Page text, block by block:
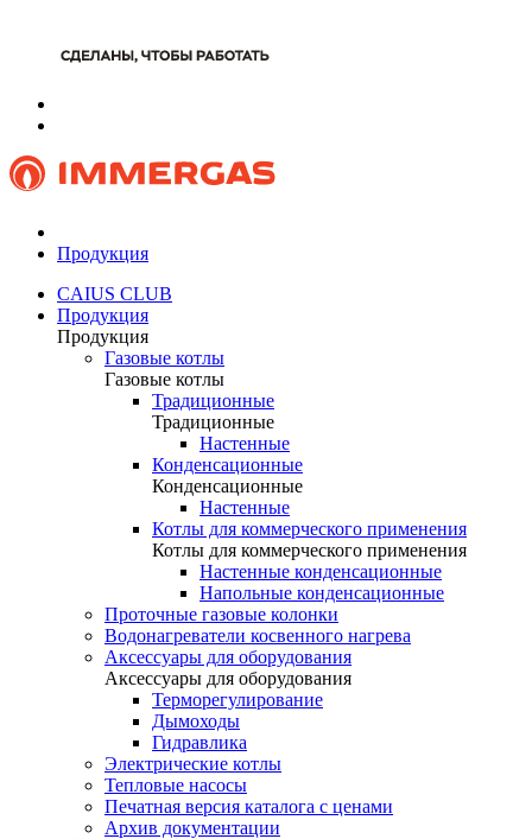
Продукция
CAIUS CLUB
Продукция
Продукция
Газовые котлы
Газовые котлы
Традиционные
Традиционные
Настенные
Конденсационные
Конденсационные
Настенные
Котлы для коммерческого применения
Котлы для коммерческого применения
Настенные конденсационные
Напольные конденсационные
Проточные газовые колонки
Водонагреватели косвенного нагрева
Аксессуары для оборудования
Аксессуары для оборудования
Терморегулирование
Дымоходы
Гидравлика
Электрические котлы
Тепловые насосы
Печатная версия каталога с ценами
Архив документации